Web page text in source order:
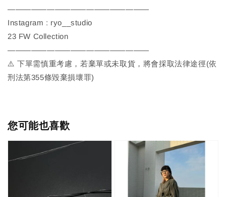
——————————————————
Instagram : ryo__studio
23 FW Collection
——————————————————
⚠️ 下單需慎重考慮，若棄單或未取貨，將會採取法律途徑(依
刑法第355條毀棄損壞罪)
您可能也喜歡